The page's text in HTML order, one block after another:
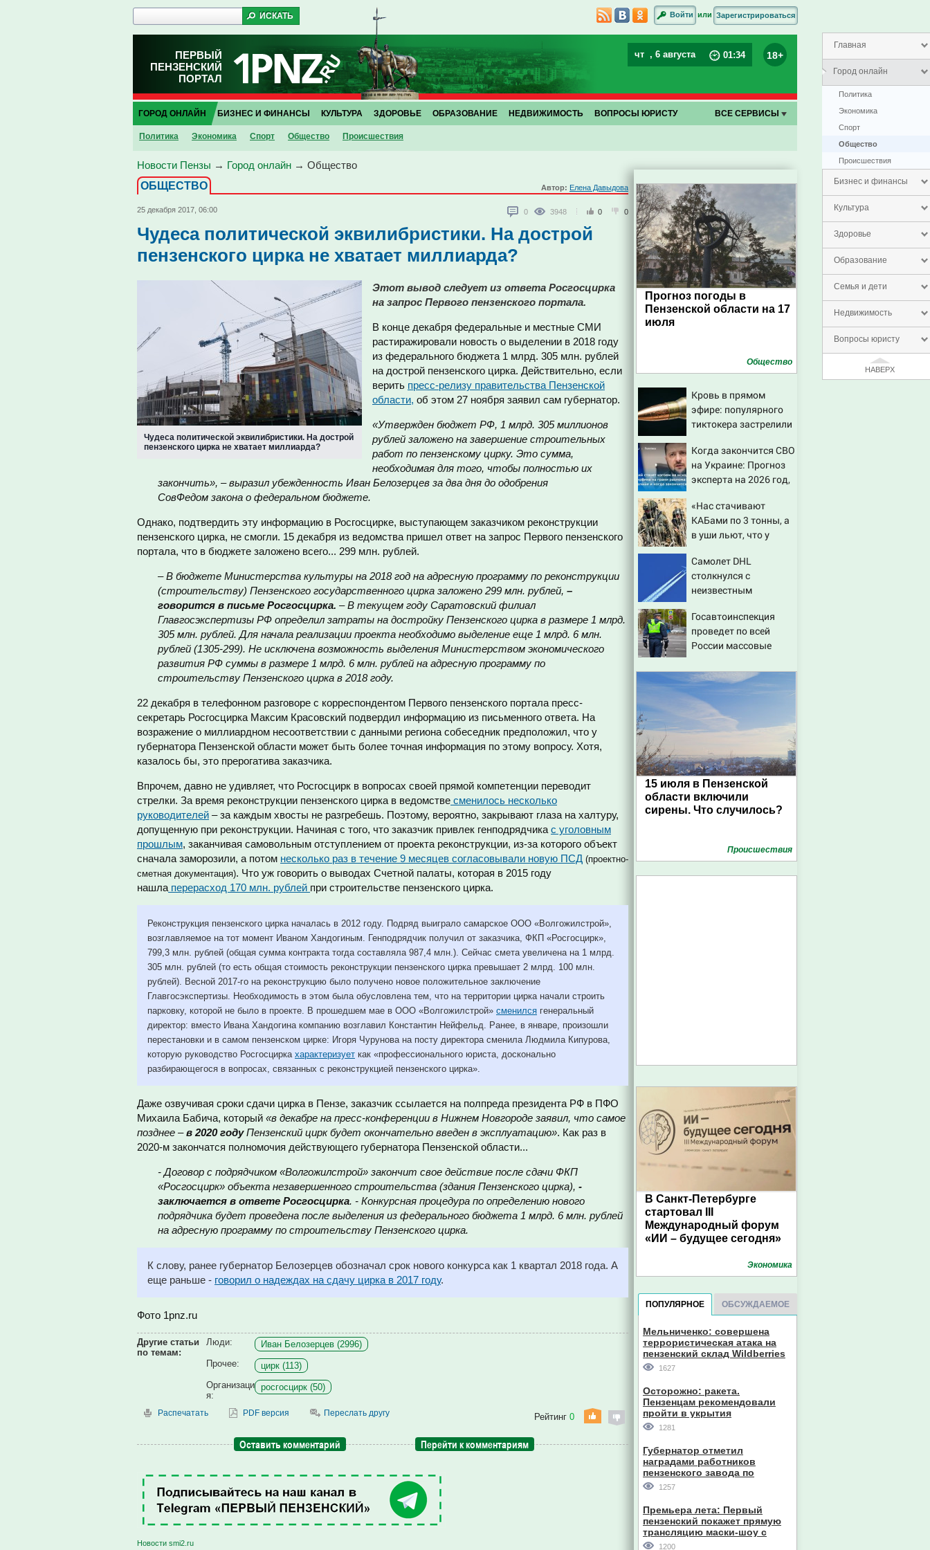
Главная
Город онлайн
Политика
Экономика
Спорт
Общество
Проиcшествия
Бизнес и финансы
Культура
Здоровье
Образование
Семья и дети
Недвижимость
Вопросы юристу
НАВЕРХ
Войти или Зарегистрироваться
ПЕРВЫЙ
ПЕНЗЕНСКИЙ
ПОРТАЛ
чт , 6 августа 01:34 18+
ГОРОД ОНЛАЙН
Политика Экономика Спорт Общество Проиcшествия
БИЗНЕС И ФИНАНСЫ КУЛЬТУРА ЗДОРОВЬЕ ОБРАЗОВАНИЕ НЕДВИЖИМОСТЬ ВОПРОСЫ ЮРИСТУ ВСЕ СЕРВИСЫ
Новости Пензы → Город онлайн → Общество
ОБЩЕСТВО
Автор: Елена Давыдова
25 декабря 2017, 06:00 0 3948 0 0
Чудеса политической эквилибристики. На дострой
пензенского цирка не хватает миллиарда?
Чудеса политической эквилибристики. На дострой
пензенского цирка не хватает миллиарда?
Этот вывод следует из ответа Росгосцирка
на запрос Первого пензенского портала.
В конце декабря федеральные и местные СМИ
растиражировали новость о выделении в 2018 году
из федерального бюджета 1 млрд. 305 млн. рублей
на дострой пензенского цирка. Действительно, если
верить пресс-релизу правительства Пензенской
области, об этом 27 ноября заявил сам губернатор.
«Утвержден бюджет РФ, 1 млрд. 305 миллионов
рублей заложено на завершение строительных
работ по пензенскому цирку. Это сумма,
необходимая для того, чтобы полностью их
закончить», – выразил убежденность Иван Белозерцев за два дня до одобрения
СовФедом закона о федеральном бюджете.
Однако, подтвердить эту информацию в Росгосцирке, выступающем заказчиком реконструкции
пензенского цирка, не смогли. 15 декабря из ведомства пришел ответ на запрос Первого пензенского
портала, что в бюджете заложено всего... 299 млн. рублей.
–В бюджете Министерства культуры на 2018 год на адресную программу по реконструкции
(строительству) Пензенского государственного цирка заложено 299 млн. рублей, –
говорится в письме Росгосцирка. – В текущем году Саратовский филиал
Главгосэкспертизы РФ определил затраты на достройку Пензенского цирка в размере 1 млрд.
305 млн. рублей. Для начала реализации проекта необходимо выделение еще 1 млрд. 6 млн.
рублей (1305-299). Не исключена возможность выделения Министерством экономического
развития РФ суммы в размере 1 млрд. 6 млн. рублей на адресную программу по
строительству Пензенского цирка в 2018 году.
22 декабря в телефонном разговоре с корреспондентом Первого пензенского портала пресс-
секретарь Росгосцирка Максим Красовский подвердил информацию из письменного ответа. На
возражение о миллиардном несоответствии с данными региона собеседник предположил, что у
губернатора Пензенской области может быть более точная информация по этому вопросу. Хотя,
казалось бы, это прерогатива заказчика.
Впрочем, давно не удивляет, что Росгосцирк в вопросах своей прямой компетенции переводит
стрелки. За время реконструкции пензенского цирка в ведомстве сменилось несколько
руководителей –за каждым хвосты не разгребешь. Поэтому, вероятно, закрывают глаза на халтуру,
допущенную при реконструкции. Начиная с того, что заказчик привлек генподрядчика с уголовным
прошлым, заканчивая самовольным отступлением от проекта реконструкции, из-за которого объект
сначала заморозили, а потом несколько раз в течение 9 месяцев согласовывали новую ПСД (проектно-
сметная документация). Что уж говорить о выводах Счетной палаты, которая в 2015 году
нашла перерасход 170 млн. рублей при строительстве пензенского цирка.
Реконструкция пензенского цирка началась в 2012 году. Подряд выиграло самарское ООО «Волгожилстрой»,
возглавляемое на тот момент Иваном Хандогиным. Генподрядчик получил от заказчика, ФКП «Росгосцирк»,
799,3 млн. рублей (общая сумма контракта тогда составляла 987,4 млн.). Сейчас смета увеличена на 1 млрд.
305 млн. рублей (то есть общая стоимость реконструкции пензенского цирка превышает 2 млрд. 100 млн.
рублей). Весной 2017-го на реконструкцию было получено новое положительное заключение
Главгосэкспертизы. Необходимость в этом была обусловлена тем, что на территории цирка начали строить
парковку, которой не было в проекте. В прошедшем мае в ООО «Волгожилстрой» сменился генеральный
директор: вместо Ивана Хандогина компанию возглавил Константин Нейфельд. Ранее, в январе, произошли
перестановки и в самом пензенском цирке: Игоря Чурунова на посту директора сменила Людмила Кипурова,
которую руководство Росгосцирка характеризует как «профессионального юриста, досконально
разбирающегося в вопросах, связанных с реконструкцией пензенского цирка».
Даже озвучивая сроки сдачи цирка в Пензе, заказчик ссылается на полпреда президента РФ в ПФО
Михаила Бабича, который «в декабре на пресс-конференции в Нижнем Новгороде заявил, что самое
позднее –в 2020 годуПензенский цирк будет окончательно введен в эксплуатацию». Как раз в
2020-м закончатся полномочия действующего губернатора Пензенской области...
- Договор с подрядчиком «Волгожилстрой» закончит свое действие после сдачи ФКП
«Росгосцирк» объекта незавершенного строительства (здания Пензенского цирка), -
заключается в ответе Росгосцирка. - Конкурсная процедура по определению нового
подрядчика будет проведена после выделения из федерального бюджета 1 млрд. 6 млн. рублей
на адресную программу по строительству Пензенского цирка.
К слову, ранее губернатор Белозерцев обозначал срок нового конкурса как 1 квартал 2018 года. А
еще раньше - говорил о надеждах на сдачу цирка в 2017 году.
Фото 1pnz.ru
Другие статьи
по темам:
Люди:
Иван Белозерцев (2996)
Прочее:
цирк (113)
Организаци
я:
росгосцирк (50)
Распечатать PDF версия Переслать другу Рейтинг 0
Оставить комментарий Перейти к комментариям
Новости smi2.ru
Прогноз погоды в
Пензенской области на 17
июля
Общество
Кровь в прямом
эфире: популярного
тиктокера застрелили
Когда закончится СВО
на Украине: Прогноз
эксперта на 2026 год,
боевых действиях
«Нас стачивают
КАБами по 3 тонны, а
в уши льют, что у
резервов»
Самолет DHL
столкнулся с
неизвестным
Лейпцигом - Новости
на Вести.ru
Госавтоинспекция
проведет по всей
России массовые
15 июля в Пензенской
области включили
сирены. Что случилось?
Проиcшествия
В Санкт-Петербурге
стартовал III
Международный форум
«ИИ – будущее сегодня»
Экономика
ПОПУЛЯРНОЕ ОБСУЖДАЕМОЕ
Мельниченко: совершена
террористическая атака на
пензенский склад Wildberries
1627
Осторожно: ракета.
Пензенцам рекомендовали
пройти в укрытия
1281
Губернатор отметил
наградами работников
пензенского завода по
производству станков
1257
Премьера лета: Первый
пензенский покажет прямую
трансляцию маски-шоу с
участием компании из Южной
1200